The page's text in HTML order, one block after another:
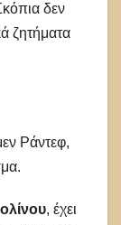
δεν
ζητήματα
Ράντεφ,
, έχει